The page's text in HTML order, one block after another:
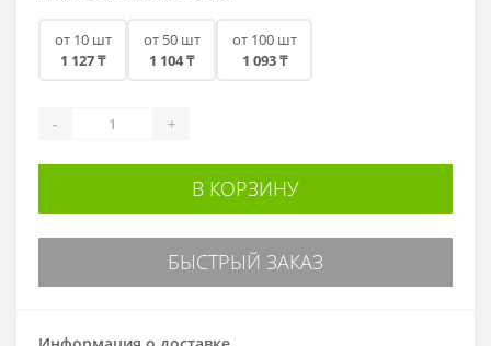
от 10 шт
1 127 ₸
от 50 шт
1 104 ₸
от 100 шт
1 093 ₸
- +
В КОРЗИНУ
БЫСТРЫЙ ЗАКАЗ